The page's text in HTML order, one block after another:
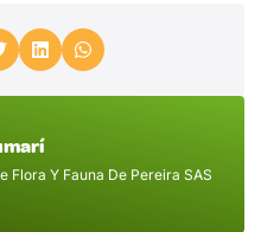
Flora Y Fauna De Pereira SAS